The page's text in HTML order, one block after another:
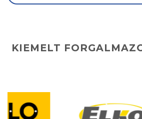
KIEMELT